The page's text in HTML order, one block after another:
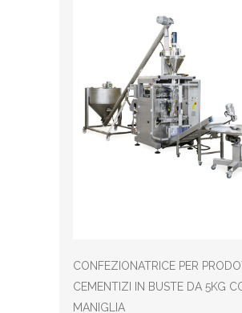
CONFEZIONATRICE PER
CEMENTIZI IN BUSTE DA 5KG
MANIGLIA